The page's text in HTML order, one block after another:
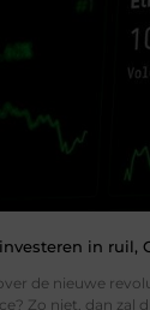
in ruil,
de nieuwe
Zo niet, dan zal